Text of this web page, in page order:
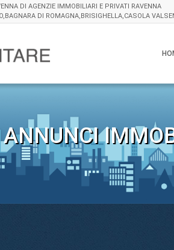
DI AGENZIE IMMOBILIARI E PRIVATI RAVENNA
DI ROMAGNA,BRISIGHELLA,CASOLA
ANNUNCI